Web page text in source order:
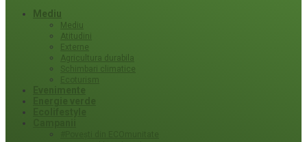
Mediu
Mediu
Atitudini
Externe
Agricultura durabila
Schimbari climatice
Ecoturism